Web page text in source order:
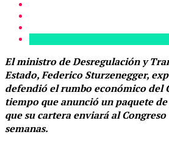
El ministro de Desregulación y
Estado, Federico Sturzenegger,
defendió el rumbo económico del
tiempo que anunció un paquete
que su cartera enviará al
semanas.